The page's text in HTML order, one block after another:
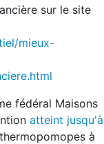
sur le site
mieux-
fédéral Maisons
atteint jusqu'à
à